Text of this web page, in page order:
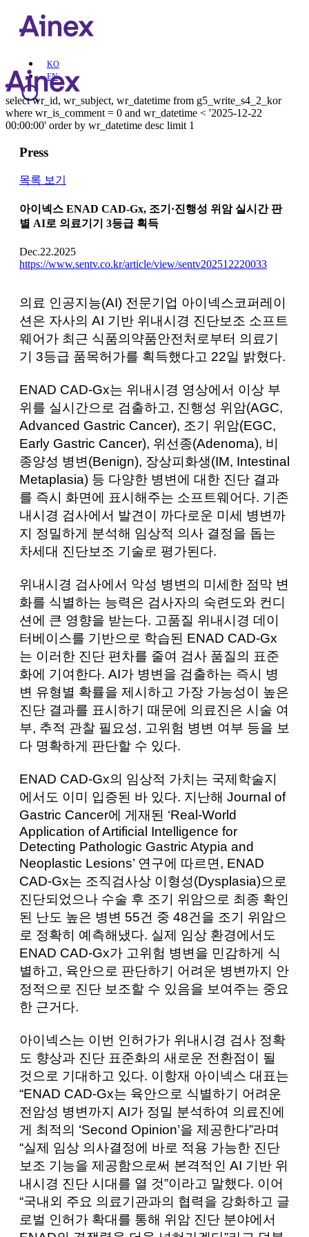
KO
EN
select wr_id, wr_subject, wr_datetime from g5_write_s4_2_kor
where wr_is_comment = 0 and wr_datetime < '2025-12-22
00:00:00' order by wr_datetime desc limit 1
Press
목록 보기
아이넥스 ENAD CAD-Gx, 조기·진행성 위암 실시간 판
별 AI로 의료기기 3등급 획득
Dec.22.2025
https://www.sentv.co.kr/article/view/sentv202512220033
의료 인공지능(AI) 전문기업 아이넥스코퍼레이
션은 자사의 AI 기반 위내시경 진단보조 소프트
웨어가 최근 식품의약품안전처로부터 의료기
기 3등급 품목허가를 획득했다고 22일 밝혔다.
ENAD CAD-Gx는 위내시경 영상에서 이상 부
위를 실시간으로 검출하고, 진행성 위암(AGC,
Advanced Gastric Cancer), 조기 위암(EGC,
Early Gastric Cancer), 위선종(Adenoma), 비
종양성 병변(Benign), 장상피화생(IM, Intestinal
Metaplasia) 등 다양한 병변에 대한 진단 결과
를 즉시 화면에 표시해주는 소프트웨어다. 기존
내시경 검사에서 발견이 까다로운 미세 병변까
지 정밀하게 분석해 임상적 의사 결정을 돕는
차세대 진단보조 기술로 평가된다.
위내시경 검사에서 악성 병변의 미세한 점막 변
화를 식별하는 능력은 검사자의 숙련도와 컨디
션에 큰 영향을 받는다. 고품질 위내시경 데이
터베이스를 기반으로 학습된 ENAD CAD-Gx
는 이러한 진단 편차를 줄여 검사 품질의 표준
화에 기여한다. AI가 병변을 검출하는 즉시 병
변 유형별 확률을 제시하고 가장 가능성이 높은
진단 결과를 표시하기 때문에 의료진은 시술 여
부, 추적 관찰 필요성, 고위험 병변 여부 등을 보
다 명확하게 판단할 수 있다.
ENAD CAD-Gx의 임상적 가치는 국제학술지
에서도 이미 입증된 바 있다. 지난해 Journal of
Gastric Cancer에 게재된 ‘Real-World
Application of Artificial Intelligence for
Detecting Pathologic Gastric Atypia and
Neoplastic Lesions’ 연구에 따르면, ENAD
CAD-Gx는 조직검사상 이형성(Dysplasia)으로
진단되었으나 수술 후 조기 위암으로 최종 확인
된 난도 높은 병변 55건 중 48건을 조기 위암으
로 정확히 예측해냈다. 실제 임상 환경에서도
ENAD CAD-Gx가 고위험 병변을 민감하게 식
별하고, 육안으로 판단하기 어려운 병변까지 안
정적으로 진단 보조할 수 있음을 보여주는 중요
한 근거다.
아이넥스는 이번 인허가가 위내시경 검사 정확
도 향상과 진단 표준화의 새로운 전환점이 될
것으로 기대하고 있다. 이항재 아이넥스 대표는
“ENAD CAD-Gx는 육안으로 식별하기 어려운
전암성 병변까지 AI가 정밀 분석하여 의료진에
게 최적의 ‘Second Opinion’을 제공한다”라며
“실제 임상 의사결정에 바로 적용 가능한 진단
보조 기능을 제공함으로써 본격적인 AI 기반 위
내시경 진단 시대를 열 것”이라고 말했다. 이어
“국내외 주요 의료기관과의 협력을 강화하고 글
로벌 인허가 확대를 통해 위암 진단 분야에서